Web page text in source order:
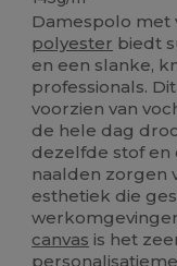
Damespolo met
polyester biedt
en een slanke,
professionals.
voorzien van
de hele dag
dezelfde stof
naalden zorgen
esthetiek die
canvas is het